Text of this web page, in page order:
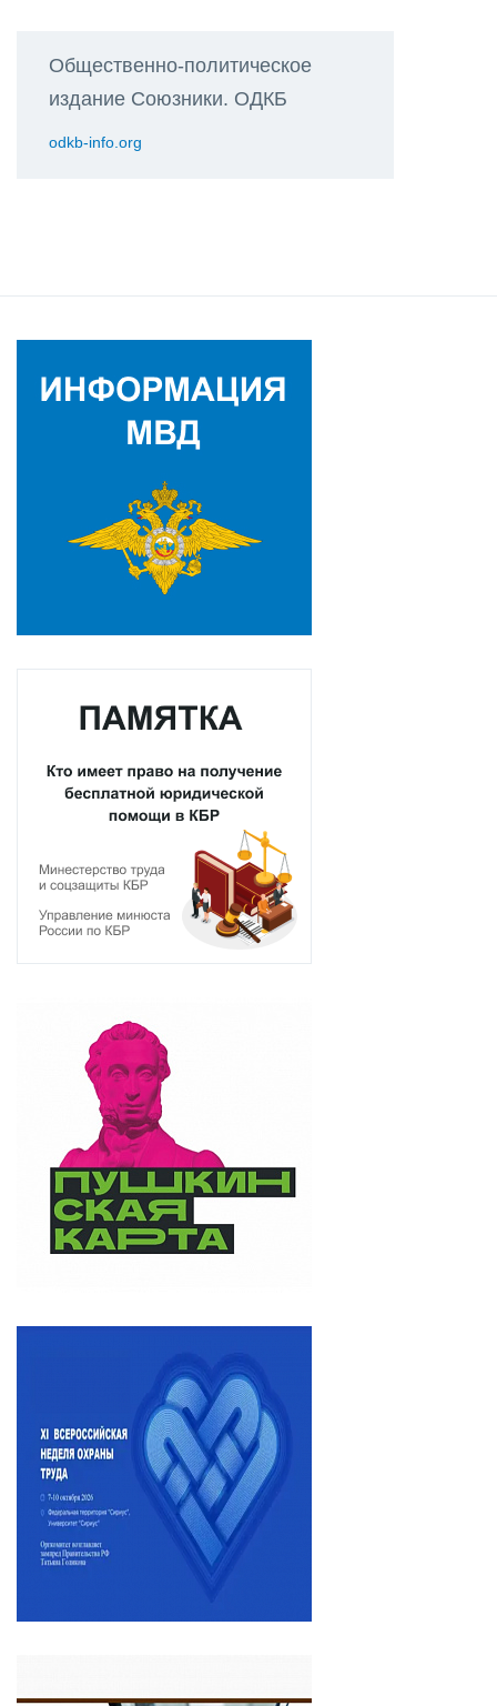
Общественно-политическое
издание Союзники. ОДКБ
odkb-info.org